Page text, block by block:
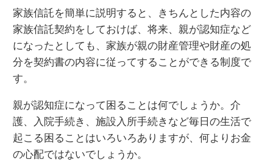
家族信託を簡単に説明すると、きちんとした内容の
家族信託契約をしておけば、将来、親が認知症など
になったとしても、家族が親の財産管理や財産の処
分を契約書の内容に従ってすることができる制度で
す。
親が認知症になって困ることは何でしょうか。介
護、入院手続き、施設入所手続きなど毎日の生活で
起こる困ることはいろいろありますが、何よりお金
の心配ではないでしょうか。